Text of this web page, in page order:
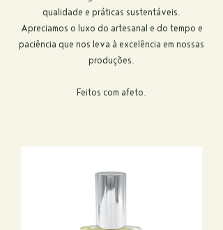
qualidade e práticas sustentáveis.
Apreciamos o luxo do artesanal e do tempo e
paciência que nos leva à excelência em nossas
produções.
Feitos com afeto.